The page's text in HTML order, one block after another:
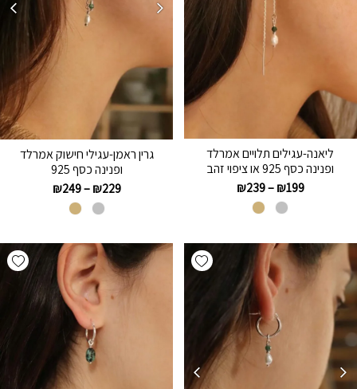
ליאנה-עגילים תלויים אמרלד
ופנינה כסף 925 או ציפוי זהב
₪199
–
₪239
גרין ראמן-עגילי חישוק אמרלד
ופנינה כסף 925
₪229
–
₪249
Add wishlist